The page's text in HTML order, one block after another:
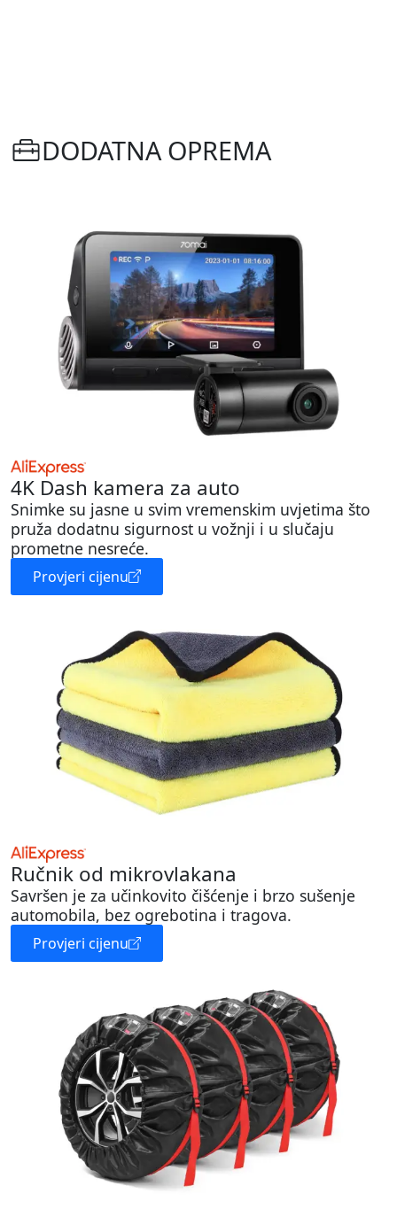
DODATNA OPREMA
4K Dash kamera za auto
Snimke su jasne u svim vremenskim uvjetima što
pruža dodatnu sigurnost u vožnji i u slučaju
prometne nesreće.
Provjeri cijenu
Ručnik od mikrovlakana
Savršen je za učinkovito čišćenje i brzo sušenje
automobila, bez ogrebotina i tragova.
Provjeri cijenu